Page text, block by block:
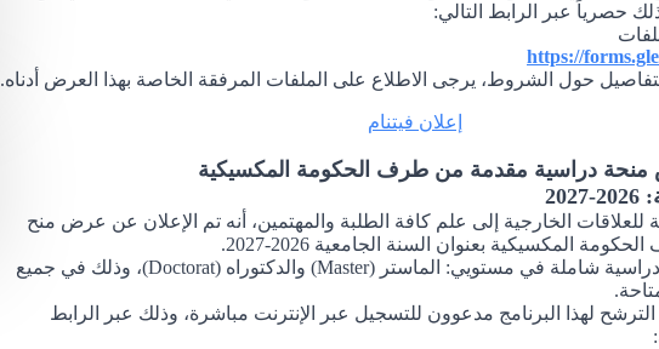
https://
حول الشروط، يرجى الاطلاع على الملفات المرفقة الخاصة بهذا العرض أدناه.
إعلان فيتنام
دراسية مقدمة من طرف الحكومة المكسيكية
للعلاقات الخارجية إلى علم كافة الطلبة والمهتمين، أنه تم الإعلان عن عرض منح
المكسيكية بعنوان السنة الجامعية 2026-2027.
ويتعلق هذا العرض بمنح دراسية شاملة في مستويي: الماستر (Master) والدكتوراه (Doctorat)، وذلك في جميع
لهذا البرنامج مدعوون للتسجيل عبر الإنترنت مباشرة، وذلك عبر الرابط